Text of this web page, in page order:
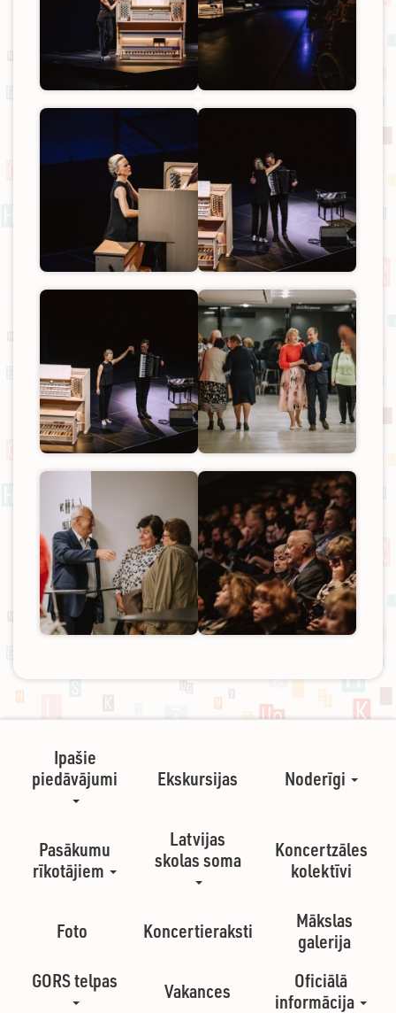
Ipašie
piedāvājumi
Ekskursijas Noderīgi
Pasākumu
rīkotājiem
Latvijas
skolas soma
Koncertzāles
kolektīvi
Foto Koncertieraksti
Mākslas
galerija
GORS telpas
Vakances
Oficiālā
informācija